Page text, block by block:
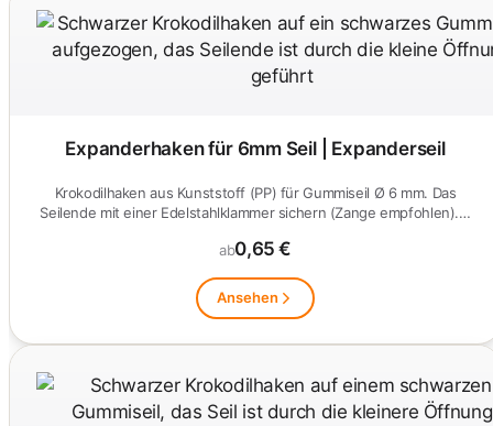
Expanderhaken für 6mm Seil | Expanderseil
Krokodilhaken aus Kunststoff (PP) für Gummiseil Ø 6 mm. Das
Seilende mit einer Edelstahlklammer sichern (Zange empfohlen).…
ab0,65 €
Ansehen